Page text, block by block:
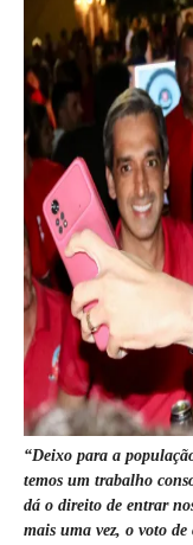
“Deixo para a
temos um trabalho
dá o direito de entrar
mais uma vez, o voto